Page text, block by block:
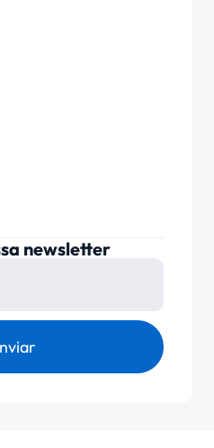
newsletter